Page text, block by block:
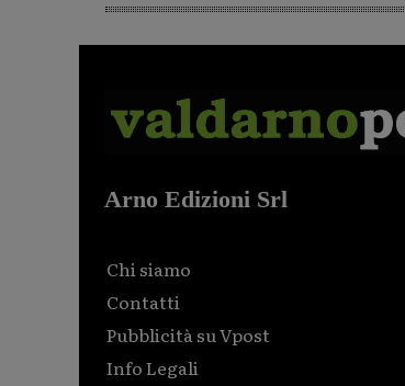
Arno Edizioni Srl
Chi siamo
Contatti
Pubblicità su Vpost
Info Legali